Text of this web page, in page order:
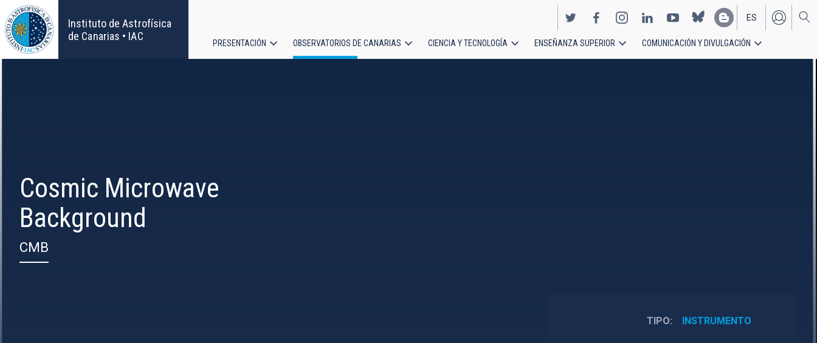
Pasar
al
contenido
principal
Instituto de Astrofísica
de Canarias • IAC
EN
ES
Navegación
PRESENTACIÓN OBSERVATORIOS DE CANARIAS CIENCIA Y TECNOLOGÍA ENSEÑANZA SUPERIOR COMUNICACIÓN Y DIVULGACIÓN
Cosmic Microwave
Background
CMB
TIPO INSTRUMENTO